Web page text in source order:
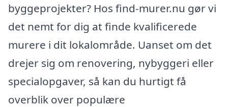
byggeprojekter? Hos find-murer.nu gør vi
det nemt for dig at finde kvalificerede
murere i dit lokalområde. Uanset om det
drejer sig om renovering, nybyggeri eller
specialopgaver, så kan du hurtigt få
overblik over populære